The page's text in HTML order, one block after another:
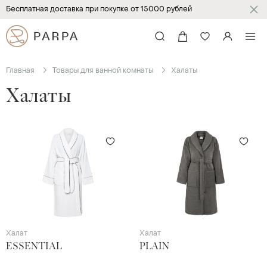
Бесплатная доставка при покупке от 15000 рублей
Главная Товары для ванной комнаты Халаты
Халаты
Халат
ESSENTIAL
Халат
PLAIN